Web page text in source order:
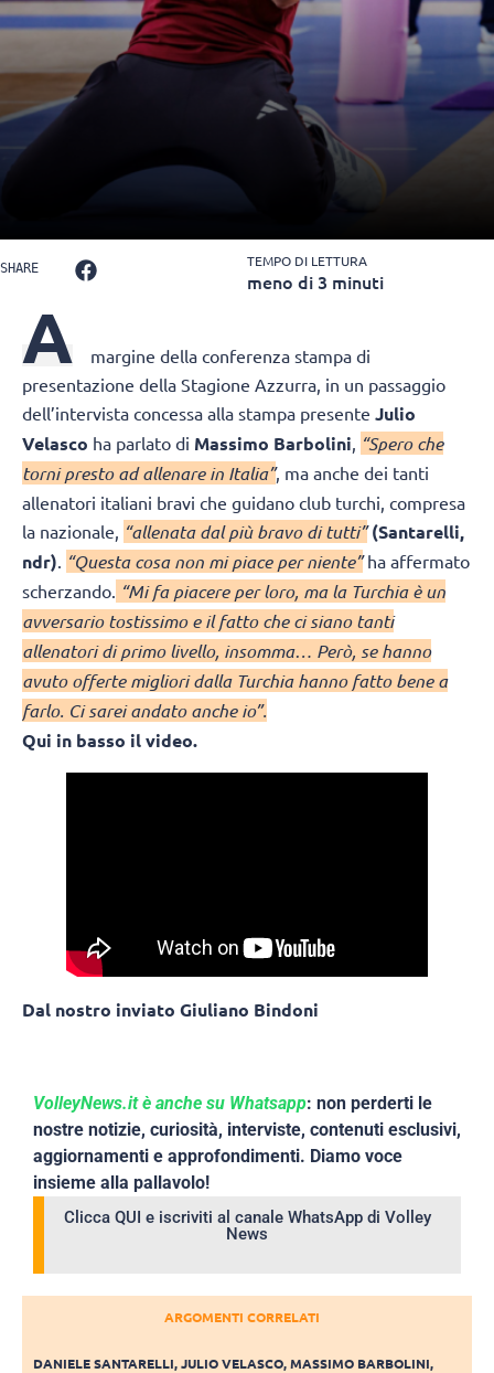
SHARE TEMPO DI LETTURA
meno di 3 minuti
A
margine della conferenza stampa di
presentazione della Stagione Azzurra, in un passaggio
dell’intervista concessa alla stampa presente Julio
Velasco ha parlato di Massimo Barbolini, “Spero che
torni presto ad allenare in Italia”, ma anche dei tanti
allenatori italiani bravi che guidano club turchi, compresa
la nazionale, “allenata dal più bravo di tutti” (Santarelli,
ndr). “Questa cosa non mi piace per niente”ha affermato
scherzando. “Mi fa piacere per loro, ma la Turchia è un
avversario tostissimo e il fatto che ci siano tanti
allenatori di primo livello, insomma… Però, se hanno
avuto offerte migliori dalla Turchia hanno fatto bene a
farlo. Ci sarei andato anche io”.
Qui in basso il video.
Dal nostro inviato Giuliano Bindoni
VolleyNews.it è anche su Whatsapp: non perderti le
nostre notizie, curiosità, interviste, contenuti esclusivi,
aggiornamenti e approfondimenti. Diamo voce
insieme alla pallavolo!
Clicca QUI e iscriviti al canale WhatsApp di Volley
News
ARGOMENTI CORRELATI
DANIELE SANTARELLI,JULIO VELASCO,MASSIMO BARBOLINI,